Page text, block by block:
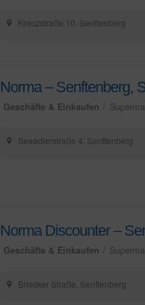
Kreuzstraße 10, Senftenberg
Norma – Senftenberg,
Geschäfte & Einkaufen
Seeadlerstraße 4, Senftenberg
Norma Discounter –
Geschäfte & Einkaufen
Briesker Straße, Senftenberg